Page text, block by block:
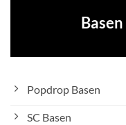
Popdrop Basen
SC Basen